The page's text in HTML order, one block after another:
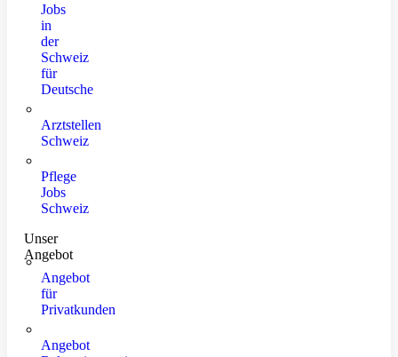
Jobs
in
der
Schweiz
für
Deutsche
Arztstellen
Schweiz
Pflege
Jobs
Schweiz
Unser
Angebot
Angebot
für
Privatkunden
Angebot